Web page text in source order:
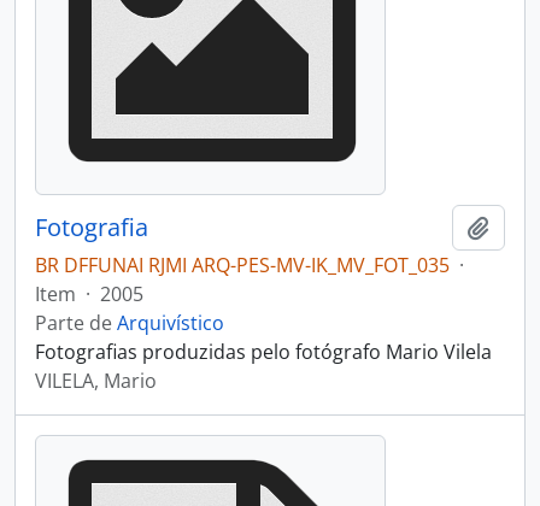
Fotografia
BR DFFUNAI RJMI ARQ-PES-MV-IK_MV_FOT_035 ·
Item · 2005
Parte deArquivístico
Fotografias produzidas pelo fotógrafo Mario Vilela
VILELA, Mario